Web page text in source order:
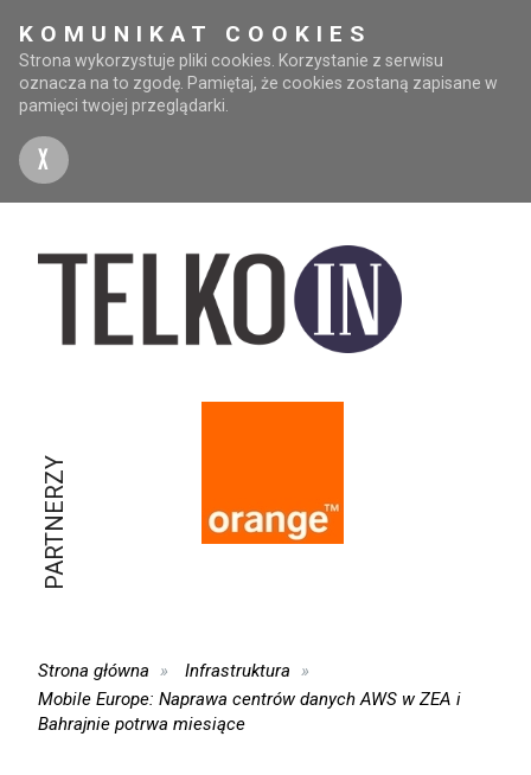
KOMUNIKAT COOKIES
Strona wykorzystuje pliki cookies. Korzystanie z serwisu
oznacza na to zgodę. Pamiętaj, że cookies zostaną zapisane w
pamięci twojej przeglądarki.
X
PARTNERZY
Strona główna
Infrastruktura
Mobile Europe: Naprawa centrów danych AWS w ZEA i
Bahrajnie potrwa miesiące